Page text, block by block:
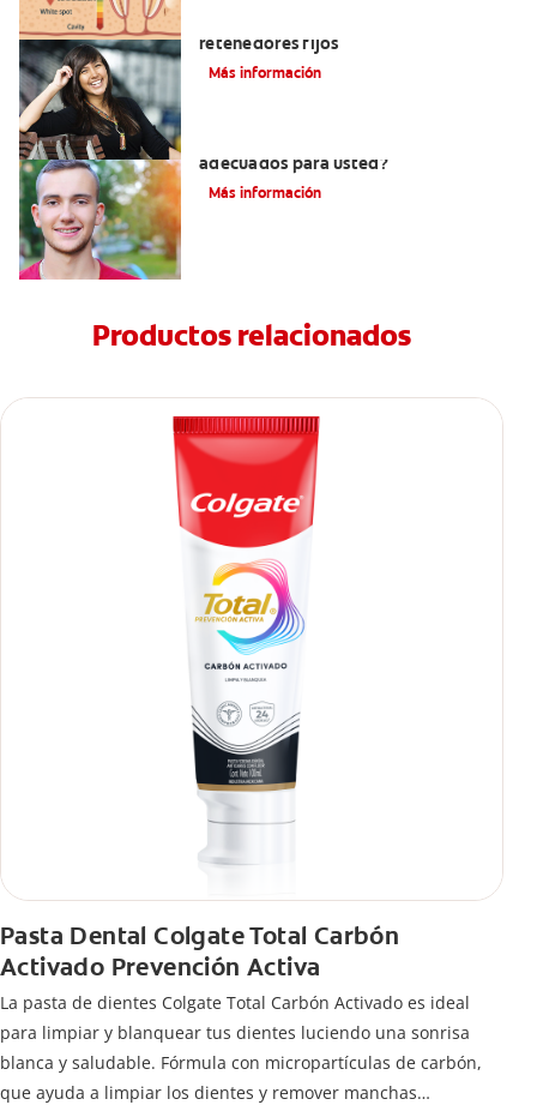
retenedores fijos
Más información
adecuados para usted?
Más información
Productos relacionados
Pasta Dental Colgate Total Carbón
Activado Prevención Activa
La pasta de dientes Colgate Total Carbón Activado es ideal
para limpiar y blanquear tus dientes luciendo una sonrisa
blanca y saludable. Fórmula con micropartículas de carbón,
que ayuda a limpiar los dientes y remover manchas